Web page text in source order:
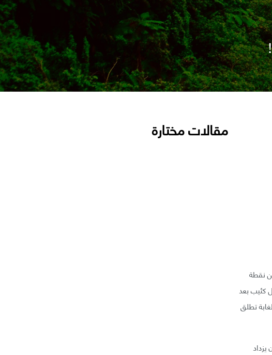
نقطة
كئيب بعد
تطلق
مقالات مختارة